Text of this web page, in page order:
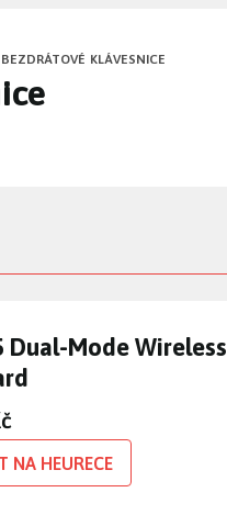
BEZDRÁTOVÉ KLÁVESNICE
Dual-Mode Wireless
NA HEURECE